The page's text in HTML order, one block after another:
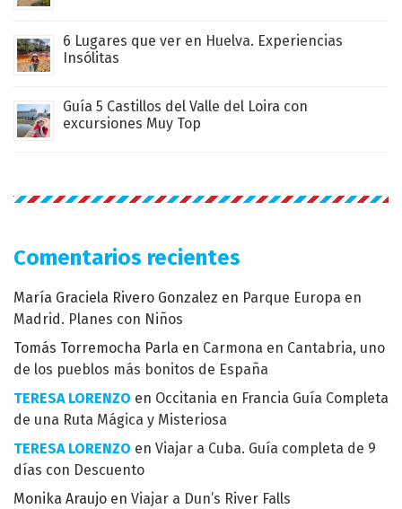
6 Lugares que ver en Huelva. Experiencias
Insólitas
Guía 5 Castillos del Valle del Loira con
excursiones Muy Top
Comentarios recientes
María Graciela Rivero Gonzalez en Parque Europa en
Madrid. Planes con Niños
Tomás Torremocha Parla en Carmona en Cantabria, uno
de los pueblos más bonitos de España
TERESA LORENZO en Occitania en Francia Guía Completa
de una Ruta Mágica y Misteriosa
TERESA LORENZO en Viajar a Cuba. Guía completa de 9
días con Descuento
Monika Araujo en Viajar a Dun’s River Falls